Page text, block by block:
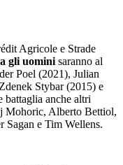
Agricole e Strade
gli uomini saranno al
Poel (2021), Julian
Stybar (2015) e
anche altri
Mohoric, Alberto Bettiol,
Sagan e Tim Wellens.